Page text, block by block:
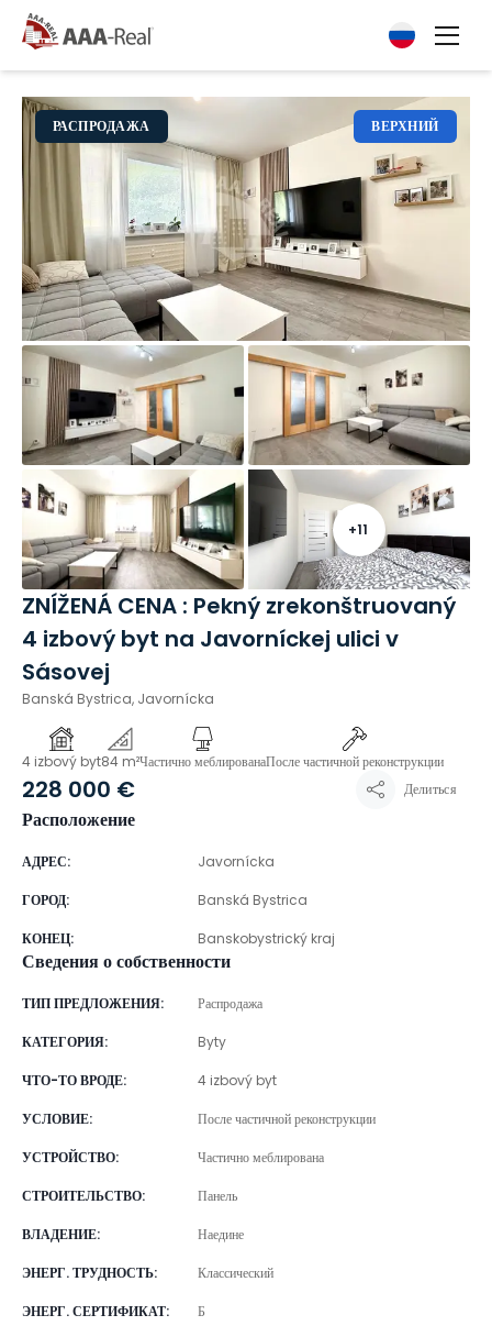
РАСПРОДАЖА ВЕРХНИЙ
+11
ZNÍŽENÁ CENA : Pekný zrekonštruovaný
4 izbový byt na Javorníckej ulici v
Sásovej
Banská Bystrica, Javornícka
4 izbový byt84 m²Частично меблированаПосле частичной реконструкции
Делиться
228 000 €
Расположение
АДРЕС: Javornícka
ГОРОД: Banská Bystrica
КОНЕЦ: Banskobystrický kraj
Сведения о собственности
ТИП ПРЕДЛОЖЕНИЯ: Распродажа
КАТЕГОРИЯ: Byty
ЧТО-ТО ВРОДЕ: 4 izbový byt
УСЛОВИЕ: После частичной реконструкции
УСТРОЙСТВО: Частично меблирована
СТРОИТЕЛЬСТВО: Панель
ВЛАДЕНИЕ: Наедине
ЭНЕРГ. ТРУДНОСТЬ: Классический
ЭНЕРГ. СЕРТИФИКАТ: Б